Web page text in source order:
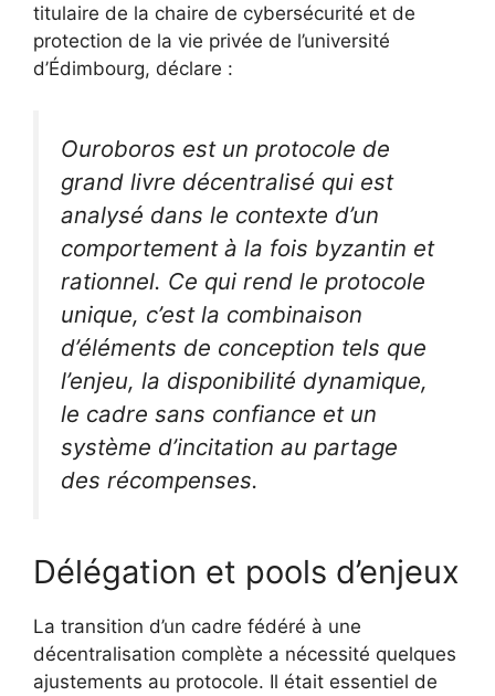
titulaire de la chaire de cybersécurité et de
protection de la vie privée de l’université
d’Édimbourg, déclare :
Ouroboros est un protocole de
grand livre décentralisé qui est
analysé dans le contexte d’un
comportement à la fois byzantin et
rationnel. Ce qui rend le protocole
unique, c’est la combinaison
d’éléments de conception tels que
l’enjeu, la disponibilité dynamique,
le cadre sans confiance et un
système d’incitation au partage
des récompenses.
Délégation et pools d’enjeux
La transition d’un cadre fédéré à une
décentralisation complète a nécessité quelques
ajustements au protocole. Il était essentiel de